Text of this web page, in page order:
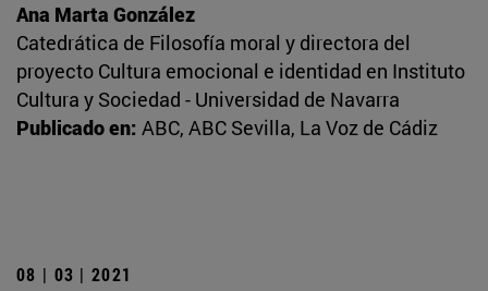
Ana Marta González
Catedrática de Filosofía moral y directora del
proyecto Cultura emocional e identidad en Instituto
Cultura y Sociedad - Universidad de Navarra
Publicado en: ABC, ABC Sevilla, La Voz de Cádiz
08 | 03 | 2021